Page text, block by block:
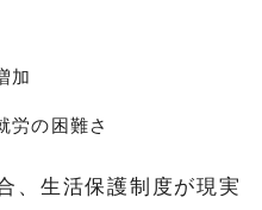
加
労の困難さ
、生活保護制度が現実